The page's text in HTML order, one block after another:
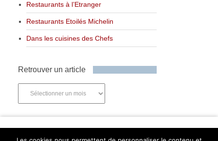
Restaurants à l’Etranger
Restaurants Etoilés Michelin
Dans les cuisines des Chefs
Retrouver un article